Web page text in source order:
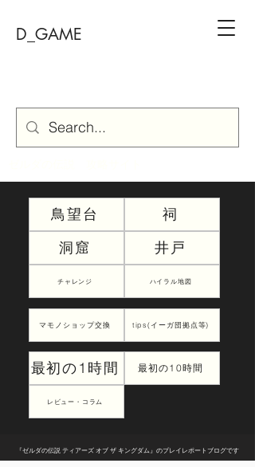
D_GAME
鳥望台
祠
洞窟
井戸
チャレンジ ハイラル地図
マモノショップ交換 tips(イーガ団拠点等)
最初の1時間 最初の10時間
レビュー・コラム
『ゼルダの伝説 ティアーズ オブ ザ キングダム』のプレイレポートブログです